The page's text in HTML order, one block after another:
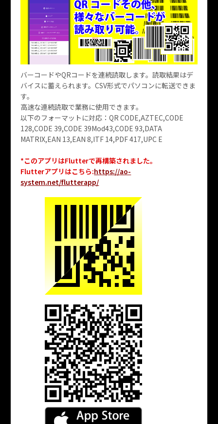
バーコードやQRコードを連続読取します。読取結果はデ
バイスに蓄えられます。CSV形式でパソコンに転送できま
す。
高速な連続読取で業務に使用できます。
以下のフォーマットに対応：QR CODE,AZTEC,CODE
128,CODE 39,CODE 39Mod43,CODE 93,DATA
MATRIX,EAN 13,EAN 8,ITF 14,PDF 417,UPC E
*このアプリはFlutterで再構築されました。
Flutterアプリはこちら:https://ao-
system.net/flutterapp/